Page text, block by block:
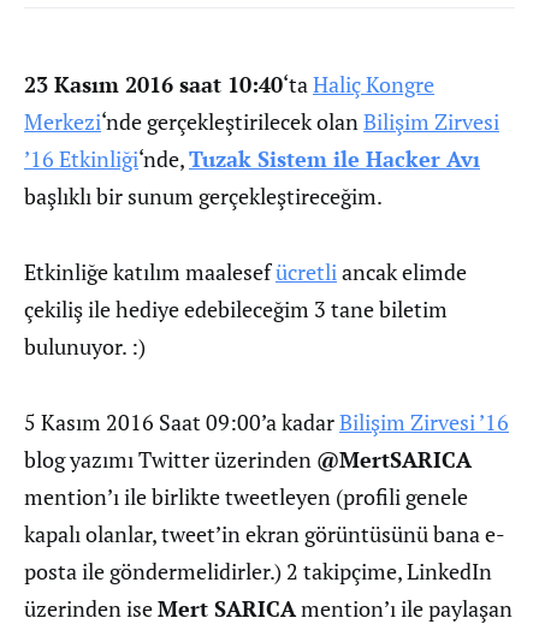
23 Kasım 2016 saat 10:40‘taHaliç Kongre
Merkezi‘nde gerçekleştirilecek olanBilişim Zirvesi
’16 Etkinliği‘nde,Tuzak Sistem ile Hacker Avı
başlıklı bir sunum gerçekleştireceğim.
Etkinliğe katılım maalesefücretliancak elimde
çekiliş ile hediye edebileceğim 3 tane biletim
bulunuyor. :)
5 Kasım 2016 Saat 09:00’a kadarBilişim Zirvesi ’16
blog yazımı Twitter üzerinden @MertSARICA
mention’ı ile birlikte tweetleyen (profili genele
kapalı olanlar, tweet’in ekran görüntüsünü bana e-
posta ile göndermelidirler.) 2 takipçime, LinkedIn
üzerinden iseMert SARICAmention’ı ile paylaşan